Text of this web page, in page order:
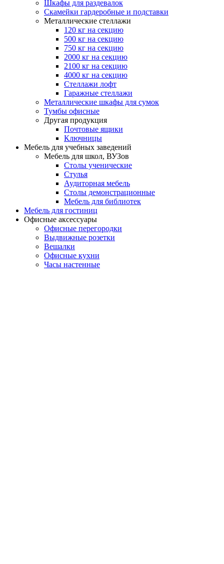
Шкафы для раздевалок
Скамейки гардеробные и подставки
Металлические стеллажи
120 кг на секцию
500 кг на секцию
750 кг на секцию
2000 кг на секцию
2100 кг на секцию
4000 кг на секцию
Стеллажи лофт
Гаражные стеллажи
Металлические шкафы для сумок
Тумбы офисные
Другая продукция
Почтовые ящики
Ключницы
Мебель для учебных заведений
Мебель для школ, ВУЗов
Столы ученические
Стулья
Аудиторная мебель
Столы демонстрационные
Мебель для библиотек
Мебель для гостиниц
Офисные аксессуары
Офисные перегородки
Выдвижные розетки
Вешалки
Офисные кухни
Часы настенные